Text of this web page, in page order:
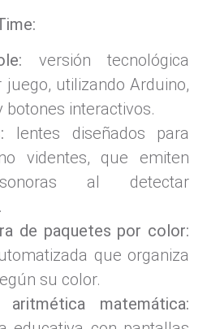
versión tecnológica
utilizando Arduino,
botones interactivos.
lentes diseñados para
videntes, que emiten
al detectar
de paquetes por color:
que organiza
su color.
matemática: